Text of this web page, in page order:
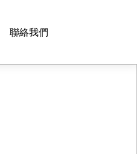
聯絡我們